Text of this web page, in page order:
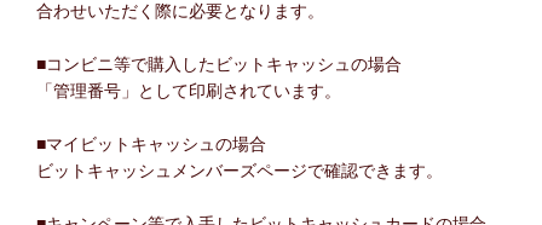
合わせいただく際に必要となります。
■コンビニ等で購入したビットキャッシュの場合
「管理番号」として印刷されています。
■マイビットキャッシュの場合
ビットキャッシュメンバーズページで確認できます。